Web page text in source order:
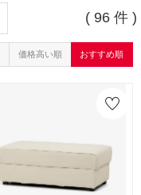
( 96 件 )
価格高い順 おすすめ順